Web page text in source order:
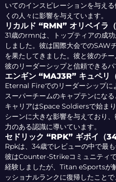
いてのインスピレーションを与え
くの人々に影響を与えています。
リカルド “RMN” オリベイラ（
31歳のrmnは、トップティアの成
しました。彼は国際大会でのSAW
を果たしてきました。彼と彼のチ
彼のリーダーシップと信頼できるパ
エンギン “MAJ3R” キュペリ
Eternal Fireでのリーダーシップに
スーパーチームのキャプテンにな
キャリアはSpace Soldiersで始ま
シーンに大きな影響を与えており
力のある認識に導いています。
セドリック “RPK” ギポイ（34
Rpkは、34歳でレビューの中で最
彼はCounter-Strikeコミュニティ
経験しましたが、Titan eSportsが
ッショナルランクに復帰したこと